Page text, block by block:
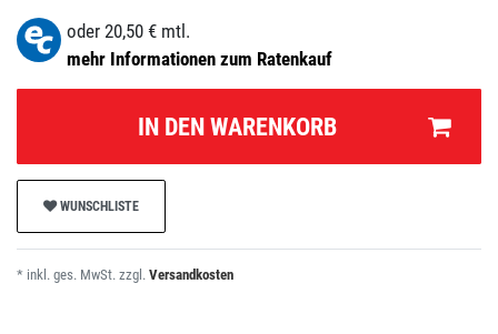
oder 20,50 € mtl.
mehr Informationen zum Ratenkauf
IN DEN WARENKORB
WUNSCHLISTE
* inkl. ges. MwSt. zzgl. Versandkosten